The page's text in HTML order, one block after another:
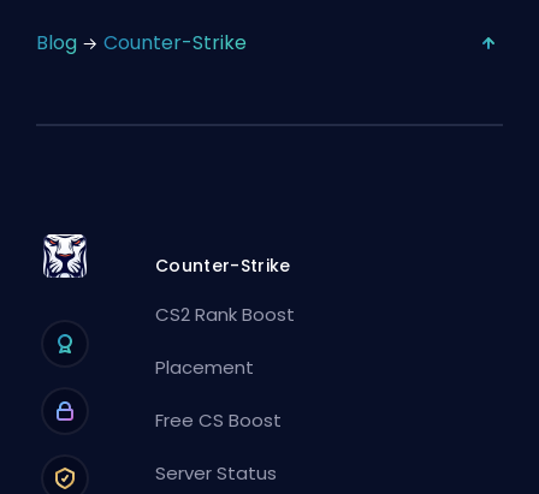
Blog Counter-Strike
Counter-Strike
CS2 Rank Boost
Placement
Free CS Boost
Server Status